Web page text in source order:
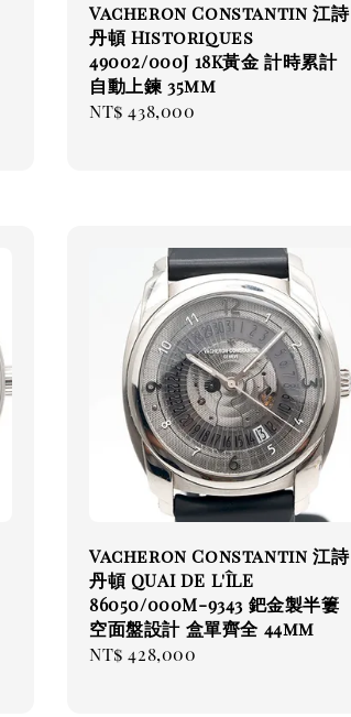
Vacheron Constantin 江詩
丹頓 Historiques
49002/000J 18K黃金 計時累計
自動上鍊 35mm
Regular
NT$ 438,000
Vacheron Constantin 江詩
丹頓 QUAI DE L'ÎLE
86050/000M-9343 鈀金製半簍
空面盤設計 盒單齊全 44mm
Regular
NT$ 428,000